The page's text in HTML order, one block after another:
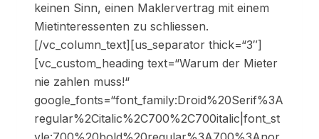
keinen Sinn, einen Maklervertrag mit einem
Mietinteressenten zu schliessen.
[/vc_column_text][us_separator thick=“3″]
[vc_custom_heading text=“Warum der Mieter
nie zahlen muss!“
google_fonts=“font_family:Droid%20Serif%3A
regular%2Citalic%2C700%2C700italic|font_st